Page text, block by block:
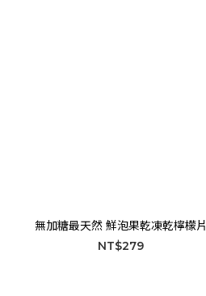
無加糖最天然 鮮泡果乾凍乾檸檬片
NT$279